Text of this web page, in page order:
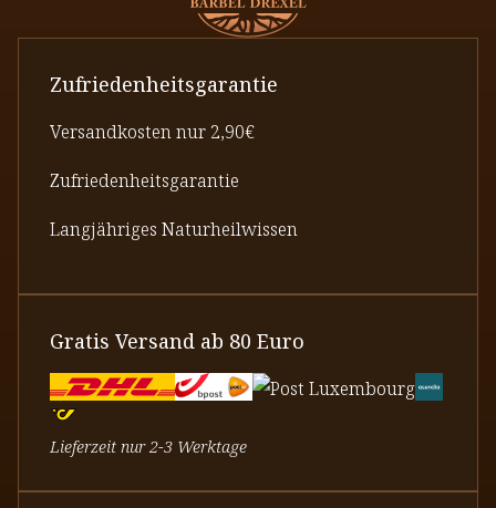
Zufriedenheitsgarantie
Versandkosten nur 2,90€
Zufriedenheitsgarantie
Langjähriges Naturheilwissen
Gratis Versand ab 80 Euro
Lieferzeit nur 2-3 Werktage